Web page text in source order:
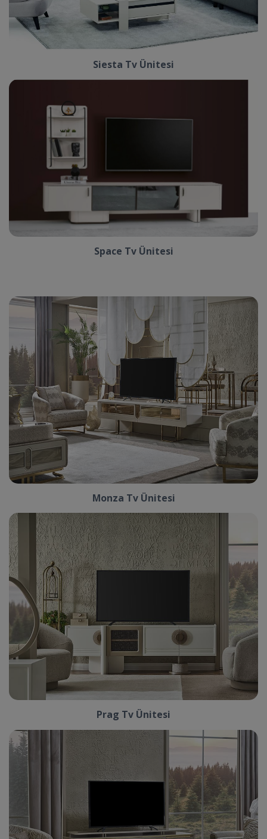
Siesta Tv Ünitesi
Space Tv Ünitesi
Monza Tv Ünitesi
Prag Tv Ünitesi